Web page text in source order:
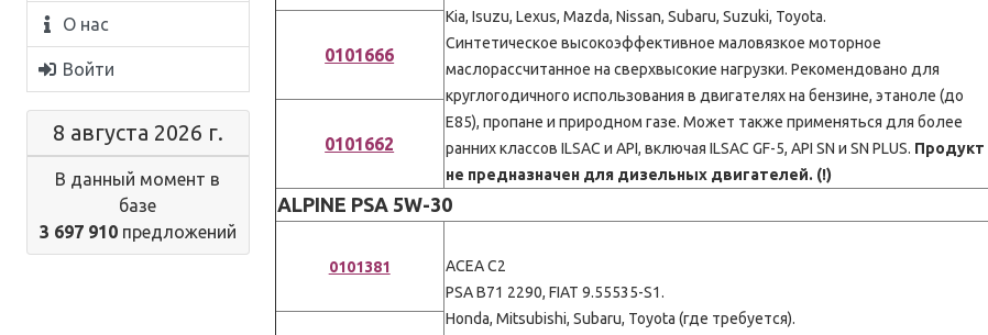
О нас
Войти
8 августа 2026 г.
В данный момент в
базе
3 697 910предложений
Kia, Isuzu, Lexus, Mazda, Nissan, Subaru, Suzuki, Toyota.
Синтетическое высокоэффективное маловязкое моторное
маслорассчитанное на сверхвысокие нагрузки. Рекомендовано для
круглогодичного использования в двигателях на бензине, этаноле (до
E85), пропане и природном газе. Может также применяться для более
ранних классов ILSAC и API, включая ILSAC GF-5, API SN и SN PLUS. Продукт
не предназначен для дизельных двигателей. (!)
0101666
0101662
ALPINE PSA 5W-30
0101381
ACEA C2
PSA B71 2290, FIAT 9.55535-S1.
Honda, Mitsubishi, Subaru, Toyota (где требуется).